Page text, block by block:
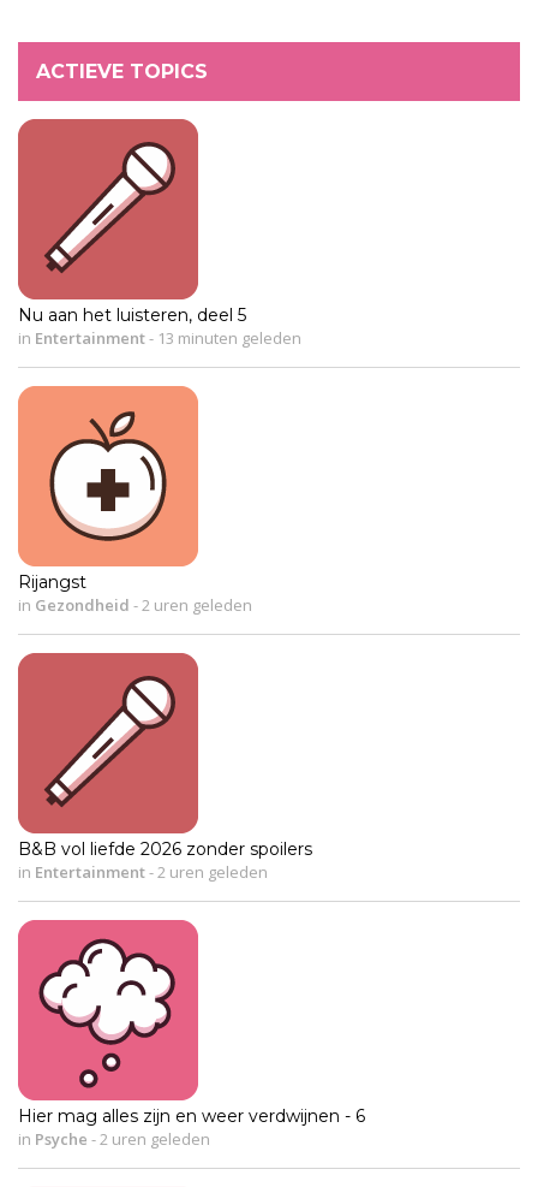
ACTIEVE TOPICS
Nu aan het luisteren, deel 5
in Entertainment- 13 minuten geleden
Rijangst
in Gezondheid - 2 uren geleden
B&B vol liefde 2026 zonder spoilers
in Entertainment- 2 uren geleden
Hier mag alles zijn en weer verdwijnen - 6
in Psyche - 2 uren geleden